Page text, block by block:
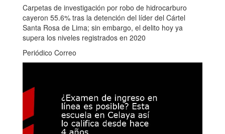
Carpetas de investigación por robo de hidrocarburo
cayeron 55.6% tras la detención del líder del Cártel
Santa Rosa de Lima; sin embargo, el delito hoy ya
supera los niveles registrados en 2020
Periódico Correo